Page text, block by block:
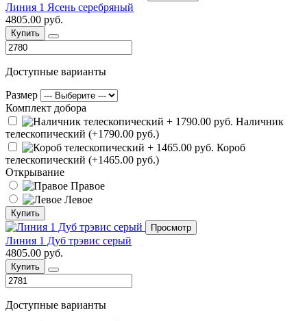
Линия 1 Ясень серебряный
4805.00 руб.
Купить
Доступные варианты
Размер
Комплект добора
Наличник
телескопический (+1790.00 руб.)
Короб
телескопический (+1465.00 руб.)
Открывание
Правое
Левое
Купить
Просмотр
Линия 1 Дуб трэвис серый
4805.00 руб.
Купить
Доступные варианты